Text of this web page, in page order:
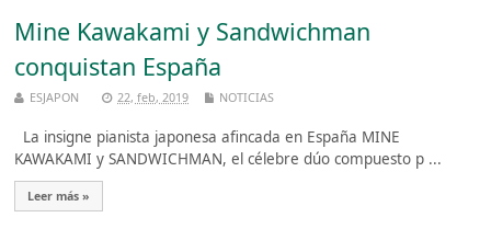
Mine Kawakami y Sandwichman
conquistan España
ESJAPON 22, feb, 2019 NOTICIAS
La insigne pianista japonesa afincada en España MINE
KAWAKAMI y SANDWICHMAN, el célebre dúo compuesto p ...
Leer más »